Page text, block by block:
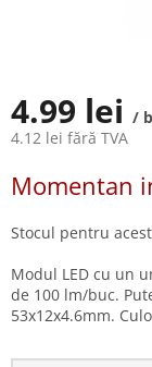
4.99 lei /
4.12 lei fără TVA
preţ:
Momentan
Stocul pentru
Modul LED cu un
de 100 lm/buc.
53x12x4.6mm.